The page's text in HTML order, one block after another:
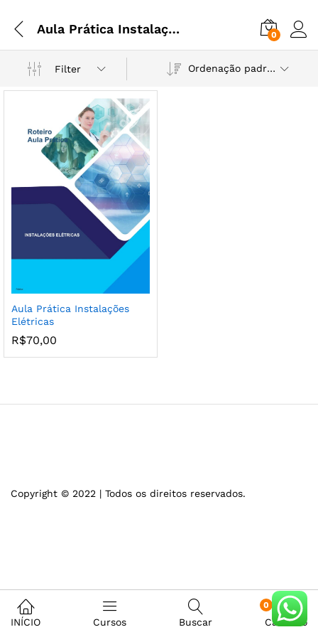
Aula Prática Instalações Elétricas 0
Filter Ordenação padrão
Aula Prática Instalações
Elétricas
R$70,00
Copyright © 2022 | Todos os direitos reservados.
INÍCIO Cursos Buscar
0
Carrinho